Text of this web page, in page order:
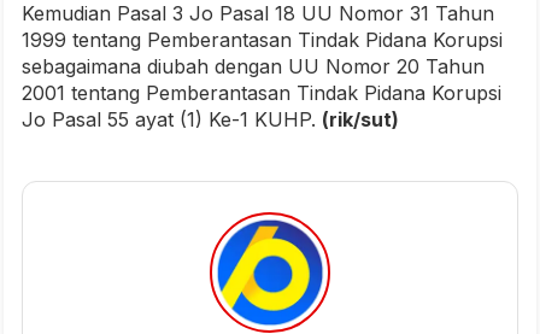
Kemudian Pasal 3 Jo Pasal 18 UU Nomor 31 Tahun
1999 tentang Pemberantasan Tindak Pidana Korupsi
sebagaimana diubah dengan UU Nomor 20 Tahun
2001 tentang Pemberantasan Tindak Pidana Korupsi
Jo Pasal 55 ayat (1) Ke-1 KUHP. (rik/sut)